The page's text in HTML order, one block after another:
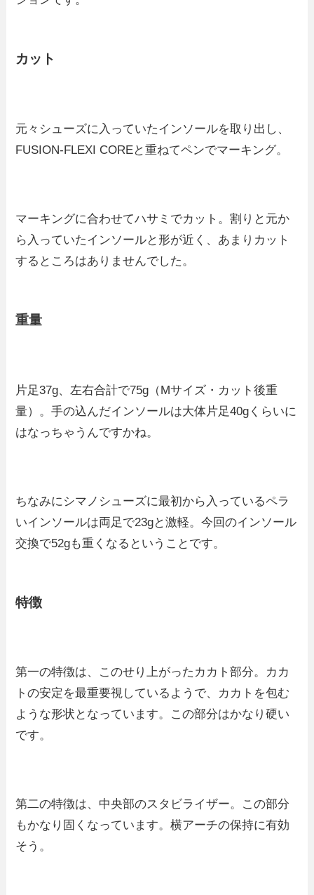
カット
元々シューズに入っていたインソールを取り出し、
FUSION-FLEXI COREと重ねてペンでマーキング。
マーキングに合わせてハサミでカット。割りと元か
ら入っていたインソールと形が近く、あまりカット
するところはありませんでした。
重量
片足37g、左右合計で75g（Mサイズ・カット後重
量）。手の込んだインソールは大体片足40gくらいに
はなっちゃうんですかね。
ちなみにシマノシューズに最初から入っているペラ
いインソールは両足で23gと激軽。今回のインソール
交換で52gも重くなるということです。
特徴
第一の特徴は、このせり上がったカカト部分。カカ
トの安定を最重要視しているようで、カカトを包む
ような形状となっています。この部分はかなり硬い
です。
第二の特徴は、中央部のスタビライザー。この部分
もかなり固くなっています。横アーチの保持に有効
そう。